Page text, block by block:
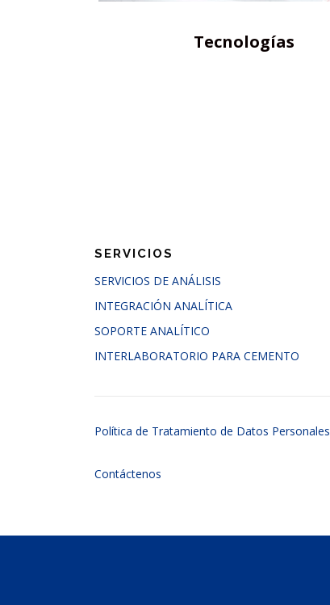
Tecnologías
SERVICIOS
SERVICIOS DE ANÁLISIS
INTEGRACIÓN ANALÍTICA
SOPORTE ANALÍTICO
INTERLABORATORIO PARA CEMENTO
Política de Tratamiento de Datos Personales
Contáctenos